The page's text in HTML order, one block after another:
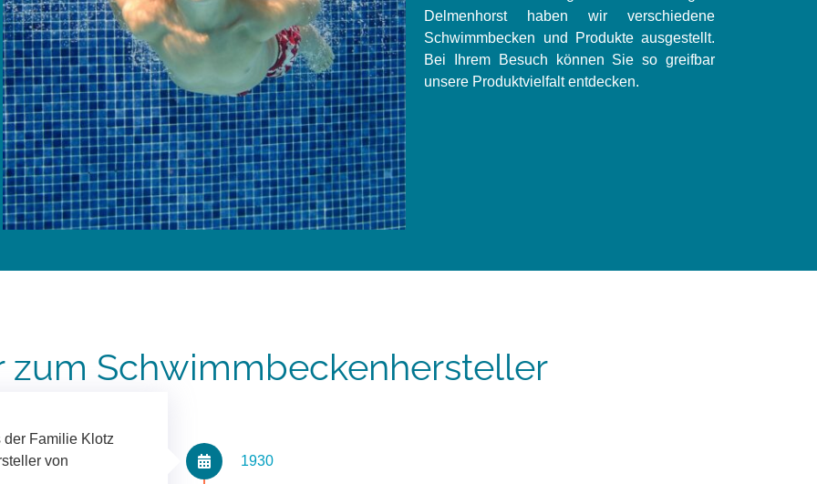
Delmenhorst haben wir verschiedene
Schwimmbecken und Produkte ausgestellt.
Bei Ihrem Besuch können Sie so greifbar
unsere Produktvielfalt entdecken.
zum Schwimmbecken­hersteller
Familie Klotz
von
1930